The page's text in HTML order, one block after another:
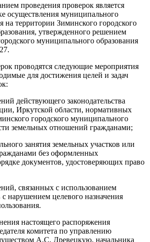
проведения проверок является
осуществления муниципального
на территории Зиминского городского
утвержденного решением
муниципального образования
проводятся следующие мероприятия
для достижения целей и задач
действующего законодательства
Иркутской области, нормативных
городского муниципального
земельных отношений гражданами;
занятия земельных участков или
без оформленных
документов, удостоверяющих право
связанных с использованием
с нарушением целевого назначения
настоящего распоряжения
комитета по управлению
А.С. Древецкую, начальника